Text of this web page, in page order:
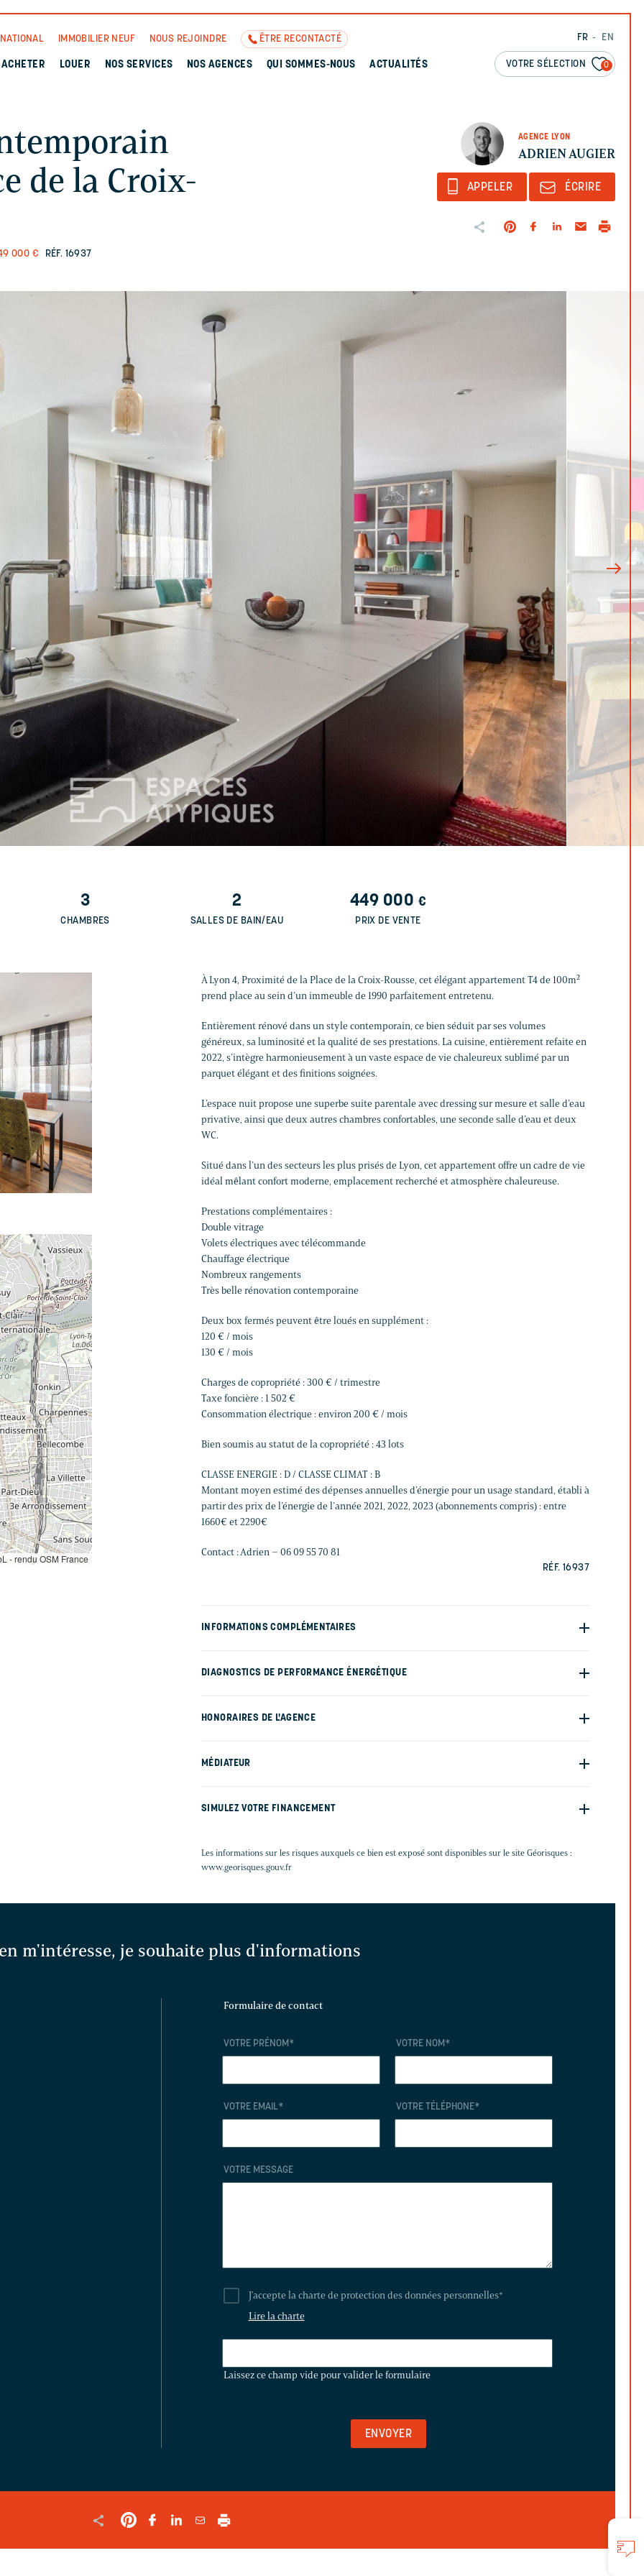
FR EN
VOTRE SÉLECTION 0
IMMOBILIER NEUF NOUS REJOINDRE ÊTRE RECONTACTÉ
ACHETER LOUER NOS SERVICES NOS AGENCES QUI SOMMES-NOUS ACTUALITÉS
AGENCE LYON
ADRIEN AUGIER
de la Croix-
000 € RÉF. 16937
APPELER ÉCRIRE
3
CHAMBRES
2
SALLES DE BAIN/EAU
449 000 €
PRIX DE VENTE
À Lyon 4, Proximité de la Place de la Croix-Rousse, cet élégant appartement T4 de 100m²
prend place au sein d’un immeuble de 1990 parfaitement entretenu.
Entièrement rénové dans un style contemporain, ce bien séduit par ses volumes
généreux, sa luminosité et la qualité de ses prestations. La cuisine, entièrement refaite en
2022, s’intègre harmonieusement à un vaste espace de vie chaleureux sublimé par un
parquet élégant et des finitions soignées.
L’espace nuit propose une superbe suite parentale avec dressing sur mesure et salle d’eau
privative, ainsi que deux autres chambres confortables, une seconde salle d’eau et deux
WC.
Situé dans l’un des secteurs les plus prisés de Lyon, cet appartement offre un cadre de vie
idéal mêlant confort moderne, emplacement recherché et atmosphère chaleureuse.
Prestations complémentaires :
Double vitrage
Volets électriques avec télécommande
Chauffage électrique
Nombreux rangements
Très belle rénovation contemporaine
Deux box fermés peuvent être loués en supplément :
120 € / mois
130 € / mois
Charges de copropriété : 300 € / trimestre
Taxe foncière : 1 502 €
Consommation électrique : environ 200 € / mois
Bien soumis au statut de la copropriété : 43 lots
CLASSE ENERGIE : D / CLASSE CLIMAT : B
Montant moyen estimé des dépenses annuelles d’énergie pour un usage standard, établi à
partir des prix de l’énergie de l’année 2021, 2022, 2023 (abonnements compris) : entre
1660€ et 2290€
Contact : Adrien – 06 09 55 70 81
RÉF. 16937
INFORMATIONS COMPLÉMENTAIRES
DIAGNOSTICS DE PERFORMANCE ÉNERGÉTIQUE
HONORAIRES DE L'AGENCE
MÉDIATEUR
SIMULEZ VOTRE FINANCEMENT
Les informations sur les risques auxquels ce bien est exposé sont disponibles sur le site Géorisques :
www.georisques.gouv.fr
- rendu OSM France
m'intéresse, je souhaite plus d'informations
Formulaire de contact
VOTRE PRÉNOM* VOTRE NOM*
VOTRE EMAIL* VOTRE TÉLÉPHONE*
VOTRE MESSAGE
J'accepte la charte de protection des données personnelles*
Lire la charte
CHAMP
Laissez ce champ vide pour valider le formulaire